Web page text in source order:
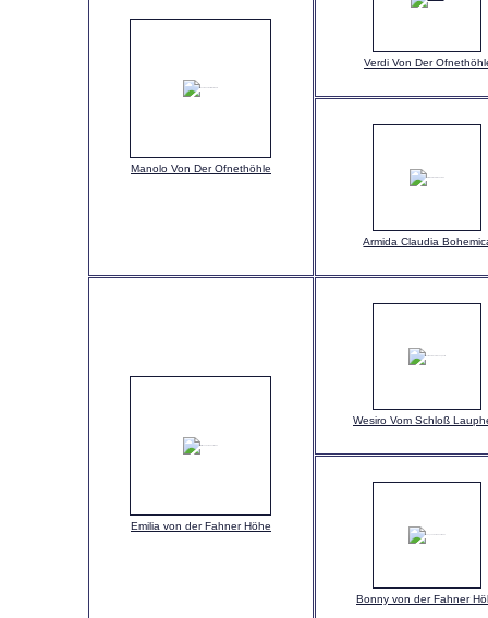
Manolo Von Der Ofnethöhle
Verdi Von Der
Armida Claudia
Emilia von der Fahner Höhe
Wesiro Vom Schloß
Bonny von der Fahner